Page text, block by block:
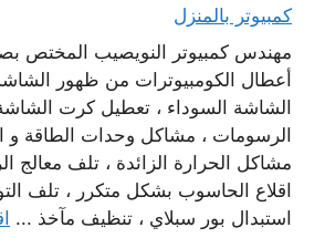
كمبيوتر بالمنزل
مهندس كمبيوتر النويصيب المختص
أعطال الكومبيوترات من ظهور
الشاشة السوداء ، تعطيل كرت
الرسومات ، مشاكل وحدات الطاقة و
مشاكل الحرارة الزائدة ، تلف معالج
اقلاع الحاسوب بشكل متكرر ، تلف
استبدال بور سبلاي ، تنظيف مآخذ ...